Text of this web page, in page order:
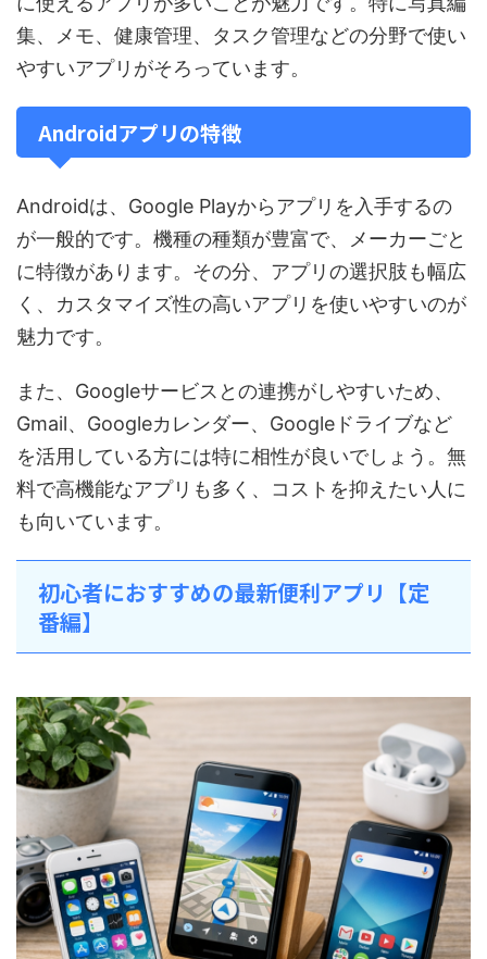
集、メモ、健康管理、タスク管理などの分野で使い
やすいアプリがそろっています。
Androidアプリの特徴
Androidは、Google Playからアプリを入手するの
が一般的です。機種の種類が豊富で、メーカーごと
に特徴があります。その分、アプリの選択肢も幅広
く、カスタマイズ性の高いアプリを使いやすいのが
魅力です。
また、Googleサービスとの連携がしやすいため、
Gmail、Googleカレンダー、Googleドライブなど
を活用している方には特に相性が良いでしょう。無
料で高機能なアプリも多く、コストを抑えたい人に
も向いています。
初心者におすすめの最新便利アプリ【定
番編】